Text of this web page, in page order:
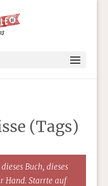
(Tags)
Buch, dieses
Hand. Starrte auf